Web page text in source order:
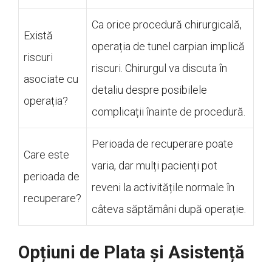
Există
riscuri
asociate cu
operația?
Ca orice procedură chirurgicală,
operația de tunel carpian implică
riscuri. Chirurgul va discuta în
detaliu despre posibilele
complicații înainte de procedură.
Care este
perioada de
recuperare?
Perioada de recuperare poate
varia, dar mulți pacienți pot
reveni la activitățile normale în
câteva săptămâni după operație.
Opțiuni de Plata și Asistență